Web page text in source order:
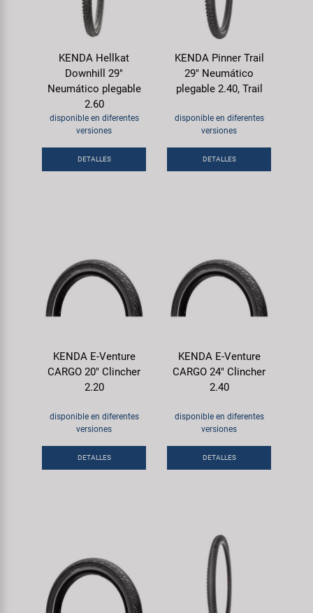
KENDA Hellkat
Downhill 29"
Neumático plegable
2.60
disponible en diferentes
versiones
DETALLES
KENDA Pinner Trail
29" Neumático
plegable 2.40, Trail
disponible en diferentes
versiones
DETALLES
KENDA E-Venture
CARGO 20" Clincher
2.20
disponible en diferentes
versiones
DETALLES
KENDA E-Venture
CARGO 24" Clincher
2.40
disponible en diferentes
versiones
DETALLES